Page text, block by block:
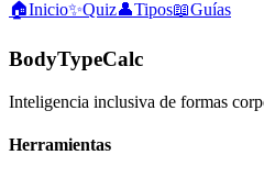
🏠Inicio✨Quiz👤Tipos📖Guías
BodyTypeCalc
Inteligencia inclusiva de formas
Herramientas